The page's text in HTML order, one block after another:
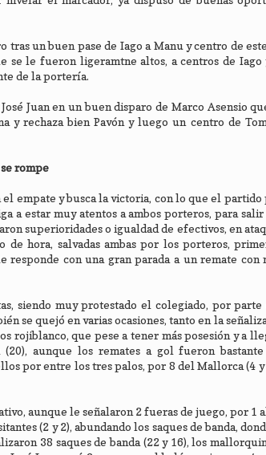
un buen pase de Iago a Manu y centro de
le fueron ligeramtne altos, a centros de Iago
de la portería.
Juan en un buen disparo de Marco Asensio
rechaza bien Pavón y luego un centro de
rompe
empate y busca la victoria, con lo que el partido
estar muy atentos a ambos porteros, para salir
superioridades o igualdad de efectivos, en
hora, salvadas ambas por los porteros,
con una gran parada a un remate con
siendo muy protestado el colegiado, por
se quejó en varias ocasiones, tanto en la
que pese a tener más posesión y a
aunque los remates a gol fueron
por entre los tres palos, por 8 del Mallorca (4 y
aunque le señalaron 2 fueras de juego, por
(2 y 2), abundando los saques de banda,
38 saques de banda (22 y 16), los